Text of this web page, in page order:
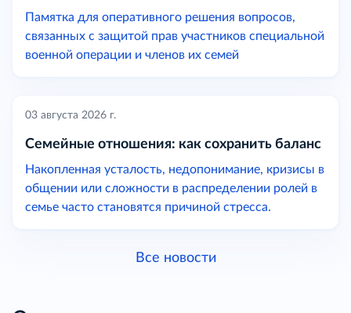
Памятка для оперативного решения вопросов,
связанных с защитой прав участников специальной
военной операции и членов их семей
03 августа 2026 г.
Семейные отношения: как сохранить баланс
Накопленная усталость, недопонимание, кризисы в
общении или сложности в распределении ролей в
семье часто становятся причиной стресса.
Все новости